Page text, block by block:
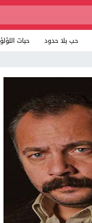
حب بلا حدود حبات اللؤلؤ